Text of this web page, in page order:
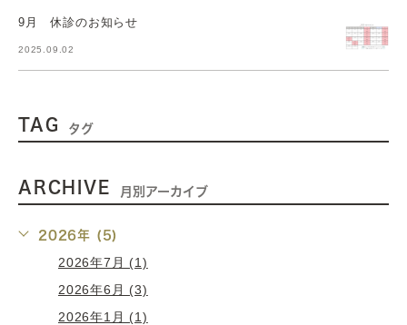
9月 休診のお知らせ
2025.09.02
TAG タグ
ARCHIVE 月別アーカイブ
2026年 (5)
2026年7月 (1)
2026年6月 (3)
2026年1月 (1)